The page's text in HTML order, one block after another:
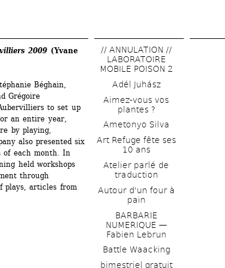
main
content
2009 (Yvane
Béghain,
Grégoire
to set up
an entire year,
by playing,
also presented six
of each month. In
held workshops
through
plays, articles from
// ANNULATION //
LABORATOIRE
MOBILE POISON 2
Adél Juhász
Aimez-vous vos
plantes ?
Ametonyo Silva
Art Refuge fête ses
10 ans
Atelier parlé de
traduction
Autour d'un four à
pain
BARBARIE
NUMERIQUE —
Fabien Lebrun
Battle Waacking
bimestriel gratuit